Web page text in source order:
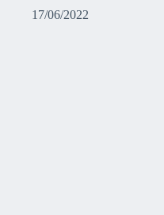
17/06/2022